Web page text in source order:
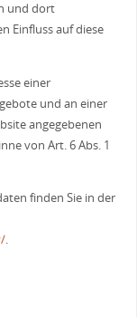
und dort
Einfluss auf diese
einer
und an einer
angegebenen
von Art. 6 Abs. 1
finden Sie in der
.